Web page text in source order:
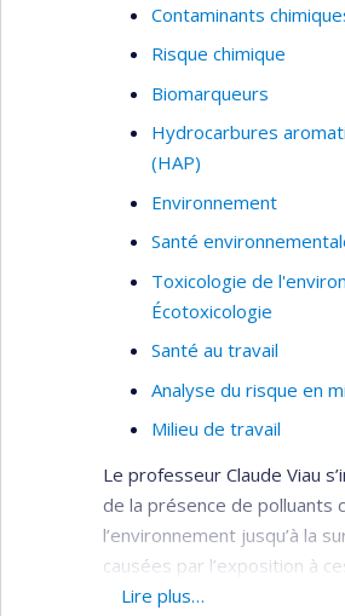
Contaminants
Risque chimique
Biomarqueurs
Hydrocarbures
(HAP)
Environnement
Santé
Toxicologie de
Écotoxicologie
Santé au travail
Analyse du risque en
Milieu de travail
Le professeur Claude Viau
de la présence de polluants
l’environnement jusqu’à la
causées par l’exposition à
Viau s’interroge aussi sur le
Lire plus…